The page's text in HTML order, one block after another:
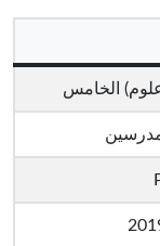
الخامس